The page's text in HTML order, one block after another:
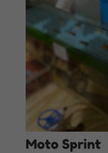
Moto Sprint